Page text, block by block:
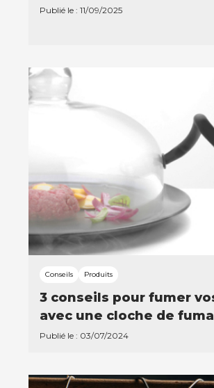
Publié le : 11/09/2025
Conseils Produits
3 conseils pour fumer
avec une cloche de
Publié le : 03/07/2024